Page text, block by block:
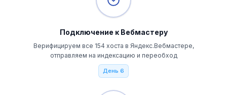
Подключение к Вебмастеру
Верифицируем все 154 хоста в Яндекс.Вебмастере,
отправляем на индексацию и переобход
День 6